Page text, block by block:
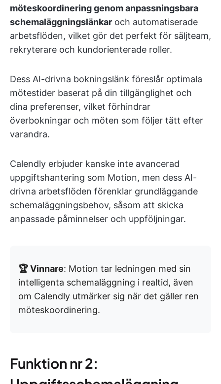
möteskoordinering genom anpassningsbara
schemaläggningslänkar och automatiserade
arbetsflöden, vilket gör det perfekt för säljteam,
rekryterare och kundorienterade roller.
Dess AI-drivna bokningslänk föreslår optimala
mötestider baserat på din tillgänglighet och
dina preferenser, vilket förhindrar
överbokningar och möten som följer tätt efter
varandra.
Calendly erbjuder kanske inte avancerad
uppgiftshantering som Motion, men dess AI-
drivna arbetsflöden förenklar grundläggande
schemaläggningsbehov, såsom att skicka
anpassade påminnelser och uppföljningar.
🏆 Vinnare: Motion tar ledningen med sin
intelligenta schemaläggning i realtid, även
om Calendly utmärker sig när det gäller ren
möteskoordinering.
Funktion nr 2: